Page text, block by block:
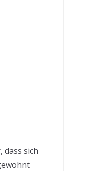
dass sich